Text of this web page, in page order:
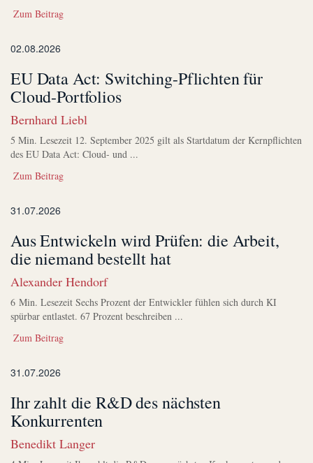
Zum Beitrag
02.08.2026
EU Data Act: Switching-Pflichten für
Cloud-Portfolios
Bernhard Liebl
5 Min. Lesezeit 12. September 2025 gilt als Startdatum der Kernpflichten
des EU Data Act: Cloud- und ...
Zum Beitrag
31.07.2026
Aus Entwickeln wird Prüfen: die Arbeit,
die niemand bestellt hat
Alexander Hendorf
6 Min. Lesezeit Sechs Prozent der Entwickler fühlen sich durch KI
spürbar entlastet. 67 Prozent beschreiben ...
Zum Beitrag
31.07.2026
Ihr zahlt die R&D des nächsten
Konkurrenten
Benedikt Langer